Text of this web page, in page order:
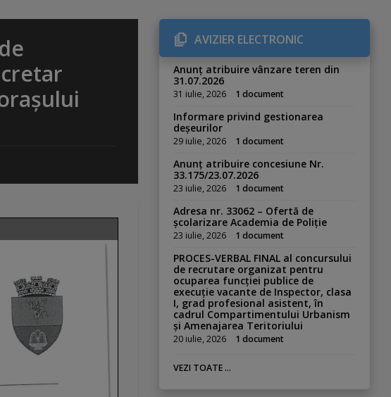
AVIZIER ELECTRONIC
Anunț atribuire vânzare teren din
31.07.2026
31 iulie, 2026 1 document
Informare privind gestionarea
deșeurilor
29 iulie, 2026 1 document
Anunț atribuire concesiune Nr.
33.175/23.07.2026
23 iulie, 2026 1 document
Adresa nr. 33062 – Ofertă de
școlarizare Academia de Poliție
23 iulie, 2026 1 document
PROCES-VERBAL FINAL al concursului
de recrutare organizat pentru
ocuparea funcției publice de
execuție vacante de Inspector, clasa
I, grad profesional asistent, în
cadrul Compartimentului Urbanism
și Amenajarea Teritoriului
20 iulie, 2026 1 document
VEZI TOATE ...